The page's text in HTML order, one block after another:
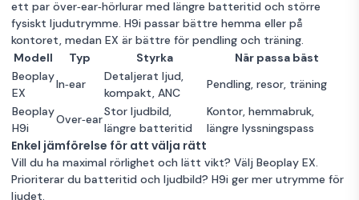
ett par över‑ear‑hörlurar med längre batteritid och större
fysiskt ljudutrymme. H9i passar bättre hemma eller på
kontoret, medan EX är bättre för pendling och träning.
Modell
Typ Styrka
När passa bäst
Beoplay
EX
In‑ear
Detaljerat ljud,
kompakt, ANC
Pendling, resor, träning
Beoplay
H9i
Over‑ear
Stor ljudbild,
längre batteritid
Kontor, hemmabruk,
längre lyssningspass
Enkel jämförelse för att välja rätt
Vill du ha maximal rörlighet och lätt vikt? Välj Beoplay EX.
Prioriterar du batteritid och ljudbild? H9i ger mer utrymme för
ljudet.